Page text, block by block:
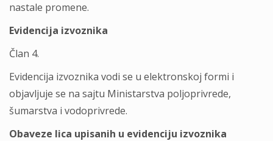
nastale promene.
Evidencija izvoznika
Član 4.
Evidencija izvoznika vodi se u elektronskoj formi i
objavlјuje se na sajtu Ministarstva polјoprivrede,
šumarstva i vodoprivrede.
Obaveze lica upisanih u evidenciju izvoznika